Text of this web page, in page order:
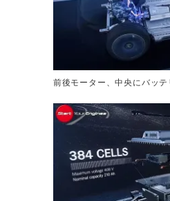
前後モーター、中央にバッテ